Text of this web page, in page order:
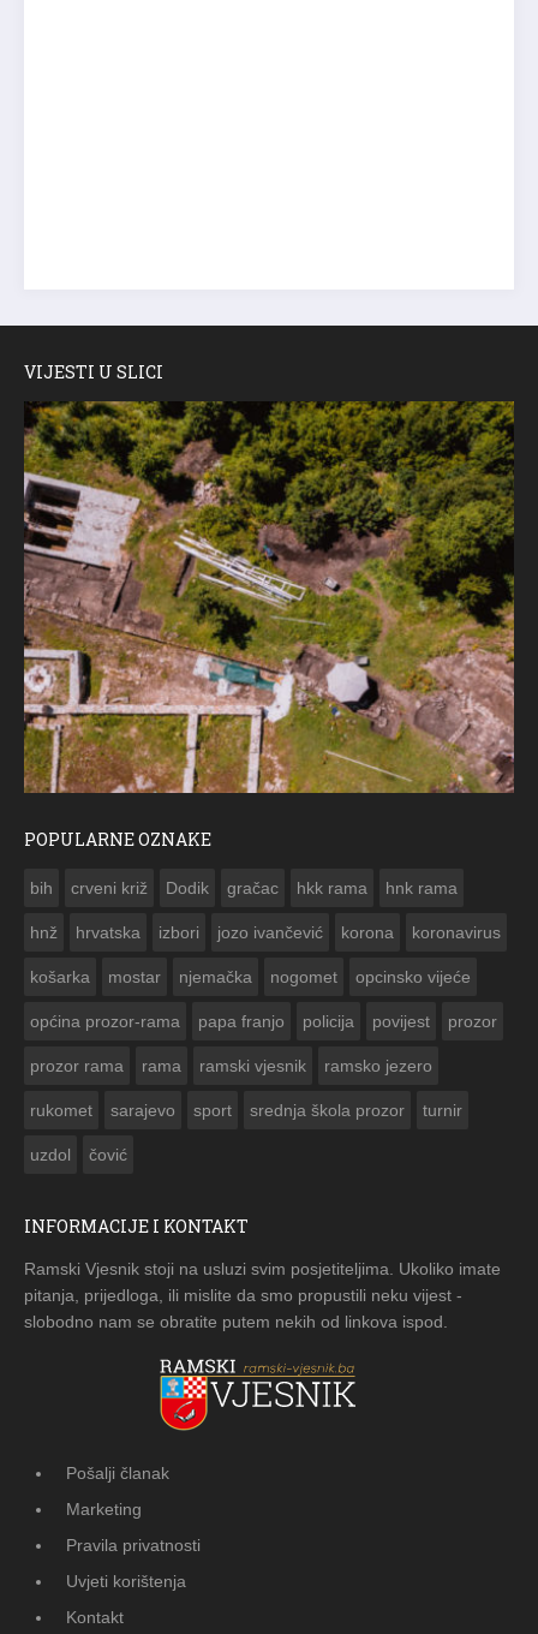
VIJESTI U SLICI
POPULARNE OZNAKE
bih crveni križ Dodik gračac hkk rama hnk rama
hnž hrvatska izbori jozo ivančević korona koronavirus
košarka mostar njemačka nogomet opcinsko vijeće
općina prozor-rama papa franjo policija povijest prozor
prozor rama rama ramski vjesnik ramsko jezero
rukomet sarajevo sport srednja škola prozor turnir
uzdol čović
INFORMACIJE I KONTAKT
Ramski Vjesnik stoji na usluzi svim posjetiteljima. Ukoliko imate
pitanja, prijedloga, ili mislite da smo propustili neku vijest -
slobodno nam se obratite putem nekih od linkova ispod.
Pošalji članak
Marketing
Pravila privatnosti
Uvjeti korištenja
Kontakt